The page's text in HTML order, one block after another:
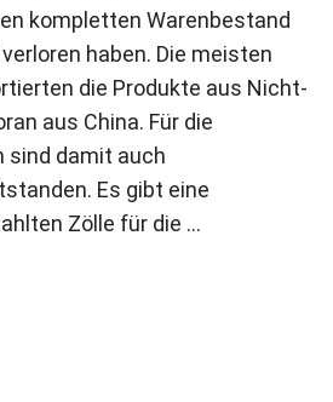
kompletten Warenbestand
haben. Die meisten
die Produkte aus Nicht-
aus China. Für die
sind damit auch
Es gibt eine
Zölle für die …